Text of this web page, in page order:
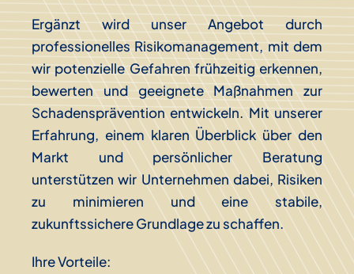
Ergänzt wird unser Angebot durch
professionelles Risikomanagement, mit dem
wir potenzielle Gefahren frühzeitig erkennen,
bewerten und geeignete Maßnahmen zur
Schadensprävention entwickeln. Mit unserer
Erfahrung, einem klaren Überblick über den
Markt und persönlicher Beratung
unterstützen wir Unternehmen dabei, Risiken
zu minimieren und eine stabile,
zukunftssichere Grundlage zu schaffen.
Ihre Vorteile: